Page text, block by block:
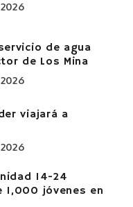
de agua
de Los Mina
viajará a
14-24
1,000 jóvenes en